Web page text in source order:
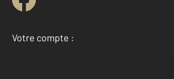
Votre compte :
Accéder à mon